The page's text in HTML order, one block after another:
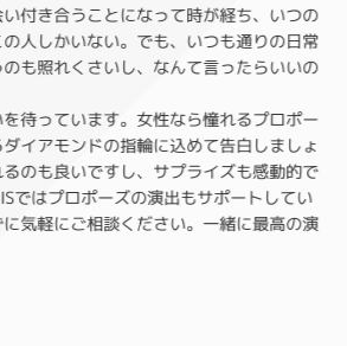
付き合うことになって時が経ち、いつの
人しかいない。でも、いつも通りの日常
も照れくさいし、なんて言ったらいいの
待っています。女性なら憧れるプロポー
イアモンドの指輪に込めて告白しましょ
のも良いですし、サプライズも感動的で
ではプロポーズの演出もサポートしてい
気軽にご相談ください。一緒に最高の演